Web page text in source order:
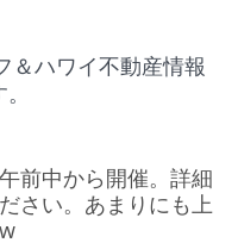
＆ハワイ不動産情報
前中から開催。詳細
さい。あまりにも上